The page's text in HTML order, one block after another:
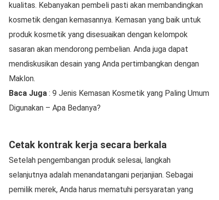
kualitas. Kebanyakan pembeli pasti akan membandingkan
kosmetik dengan kemasannya. Kemasan yang baik untuk
produk kosmetik yang disesuaikan dengan kelompok
sasaran akan mendorong pembelian. Anda juga dapat
mendiskusikan desain yang Anda pertimbangkan dengan
Maklon.
Baca Juga: 9 Jenis Kemasan Kosmetik yang Paling Umum
Digunakan – Apa Bedanya?
Cetak kontrak kerja secara berkala
Setelah pengembangan produk selesai, langkah
selanjutnya adalah menandatangani perjanjian. Sebagai
pemilik merek, Anda harus mematuhi persyaratan yang